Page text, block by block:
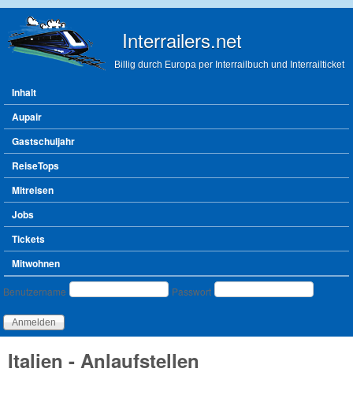
Interrailers.net
Billig durch Europa per Interrailbuch und Interrailticket
Hauptmenü
Inhalt
Aupair
Gastschuljahr
ReiseTops
Mitreisen
Jobs
Tickets
Mitwohnen
Benutzeranmeldung
Benutzername Passwort
Italien - Anlaufstellen